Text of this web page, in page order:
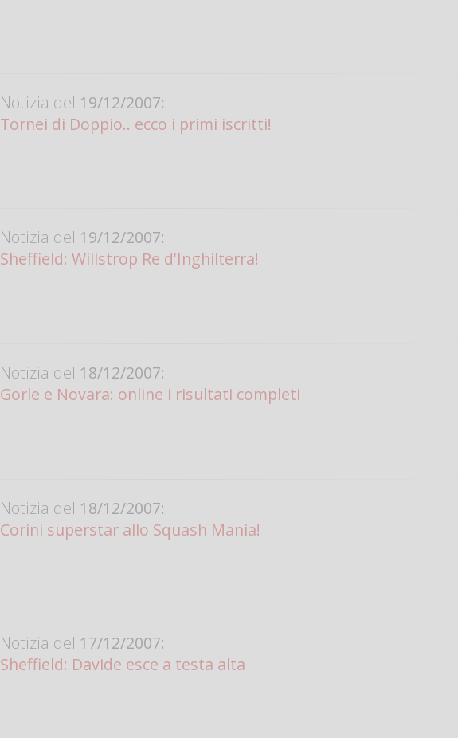
Notizia del 19/12/2007:
Tornei di Doppio.. ecco i primi iscritti!
Notizia del 19/12/2007:
Sheffield: Willstrop Re d'Inghilterra!
Notizia del 18/12/2007:
Gorle e Novara: online i risultati completi
Notizia del 18/12/2007:
Corini superstar allo Squash Mania!
Notizia del 17/12/2007:
Sheffield: Davide esce a testa alta